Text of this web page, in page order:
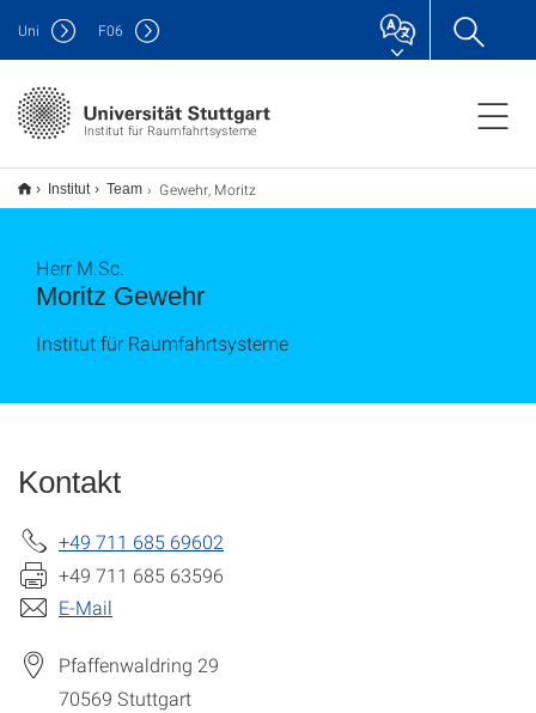
Institut für Raumfahrtsysteme
Uni F06
Institut Team Gewehr, Moritz
Moritz Gewehr
Herr M.Sc.
Institut für Raumfahrtsysteme
Kontakt
+49 711 685 69602
+49 711 685 63596
E-Mail
Pfaffenwaldring 29
70569 Stuttgart